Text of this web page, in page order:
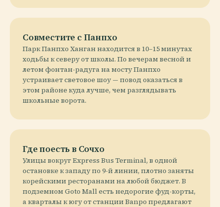
Совместите с Панпхо
Парк Панпхо Ханган находится в 10–15 минутах
ходьбы к северу от школы. По вечерам весной и
летом фонтан-радуга на мосту Панпхо
устраивает световое шоу — повод оказаться в
этом районе куда лучше, чем разглядывать
школьные ворота.
Где поесть в Сочхо
Улицы вокруг Express Bus Terminal, в одной
остановке к западу по 9-й линии, плотно заняты
корейскими ресторанами на любой бюджет. В
подземном Goto Mall есть недорогие фуд-корты,
а кварталы к югу от станции Banpo предлагают